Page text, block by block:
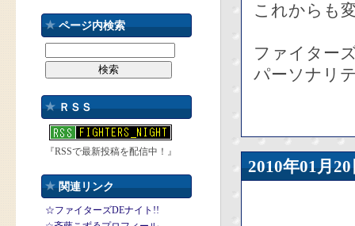
ページ内検索
ＲＳＳ
『RSSで最新投稿を配信中！』
関連リンク
☆ファイターズDEナイト!!
これからも
ファイター
パーソナリ
2010年01